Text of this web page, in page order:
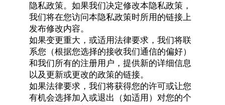
隐私政策。如果我们决定修改本隐私政策，
我们将在您访问本隐私政策时所用的链接上
发布修改内容。
如果变更重大，或适用法律要求，我们将联
系您（根据您选择的接收我们通信的偏好）
和我们所有的注册用户，提供新的详细信息
以及更新或更改的政策的链接。
如果法律要求，我们将获得您的许可或让您
有机会选择加入或退出（如适用）对您的个